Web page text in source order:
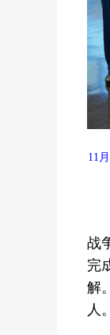
11
战
完
解
人。